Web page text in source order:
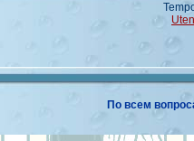
По всем